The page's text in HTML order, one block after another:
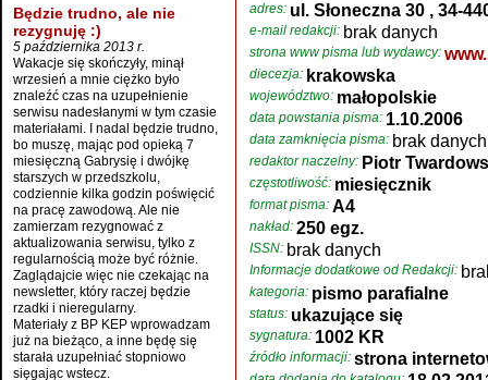
Będzie trudno, ale nie
rezygnuję :)
5 października 2013 r.
Wakacje się skończyły, minął
wrzesień a mnie ciężko było
znaleźć czas na uzupełnienie
serwisu nadesłanymi w tym czasie
materiałami. I nadal będzie trudno,
bo muszę, mając pod opieką 7
miesięczną Gabrysię i dwójkę
starszych w przedszkolu,
codziennie kilka godzin poświęcić
na pracę zawodową. Ale nie
zamierzam rezygnować z
aktualizowania serwisu, tylko z
regularnością może być różnie.
Zaglądajcie więc nie czekając na
newsletter, który raczej będzie
rzadki i nieregularny.
Materiały z BP KEP wprowadzam
już na bieżąco, a inne będę się
starała uzupełniać stopniowo
sięgając wstecz.
adres: ul. Słoneczna 30 , 34-
e-mail redakcji: brak danych
strona www pisma lub wydawcy:
diecezja: krakowska
województwo: małopolskie
data powstania pisma: 1.10.2006
data zamknięcia pisma: brak danych
redaktor naczelny: Piotr
częstotliwość: miesięcznik
format pisma: A4
nakład: 250 egz.
ISSN: brak danych
Informacje dodatkowe od Redakcji:
kategoria: pismo parafialne
status: ukazujące się
sygnatura: 1002 KR
źródło informacji: strona